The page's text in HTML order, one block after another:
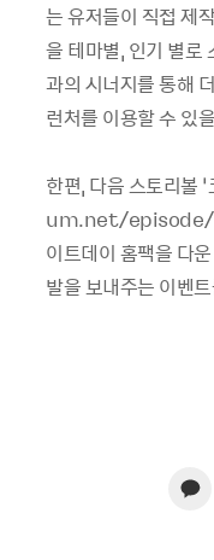
는 유저들이 직접 제
을 테마별, 인기 별로
과의 시너지를 통해
런처를 이용할 수 있
한편, 다음 스토리
um.net/episode/
이트데이 홈팩을 다
발을 보내주는 이벤